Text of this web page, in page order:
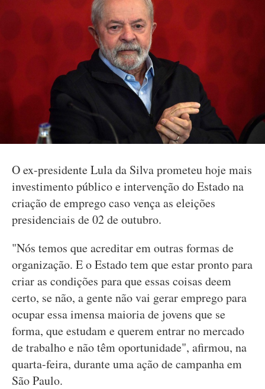
O ex-presidente Lula da Silva prometeu hoje mais
investimento público e intervenção do Estado na
criação de emprego caso vença as eleições
presidenciais de 02 de outubro.
"Nós temos que acreditar em outras formas de
organização. E o Estado tem que estar pronto para
criar as condições para que essas coisas deem
certo, se não, a gente não vai gerar emprego para
ocupar essa imensa maioria de jovens que se
forma, que estudam e querem entrar no mercado
de trabalho e não têm oportunidade", afirmou, na
quarta-feira, durante uma ação de campanha em
São Paulo.